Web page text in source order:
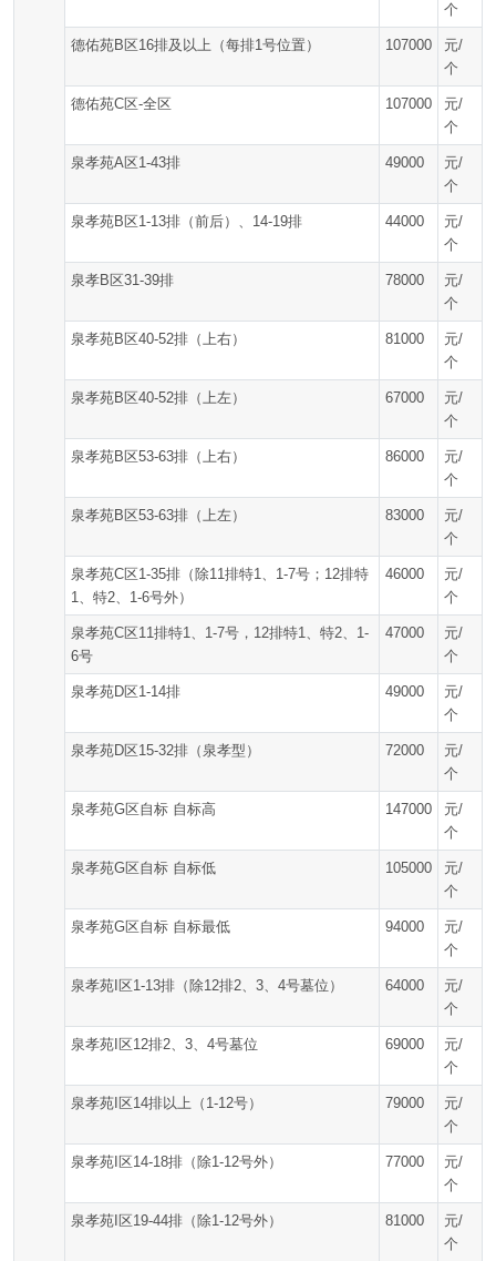
个
德佑苑B区16排及以上（每排1号位置） 107000
元/
个
德佑苑C区-全区 107000
元/
个
泉孝苑A区1-43排 49000
元/
个
泉孝苑B区1-13排（前后）、14-19排 44000
元/
个
泉孝B区31-39排 78000
元/
个
泉孝苑B区40-52排（上右） 81000
元/
个
泉孝苑B区40-52排（上左） 67000
元/
个
泉孝苑B区53-63排（上右） 86000
元/
个
泉孝苑B区53-63排（上左） 83000
元/
个
泉孝苑C区1-35排（除11排特1、1-7号；12排特
1、特2、1-6号外）
46000
元/
个
泉孝苑C区11排特1、1-7号，12排特1、特2、1-
6号
47000
元/
个
泉孝苑D区1-14排 49000
元/
个
泉孝苑D区15-32排（泉孝型） 72000
元/
个
泉孝苑G区自标 自标高 147000
元/
个
泉孝苑G区自标 自标低 105000
元/
个
泉孝苑G区自标 自标最低 94000
元/
个
泉孝苑I区1-13排（除12排2、3、4号墓位） 64000
元/
个
泉孝苑I区12排2、3、4号墓位 69000
元/
个
泉孝苑I区14排以上（1-12号） 79000
元/
个
泉孝苑I区14-18排（除1-12号外） 77000
元/
个
泉孝苑I区19-44排（除1-12号外） 81000
元/
个